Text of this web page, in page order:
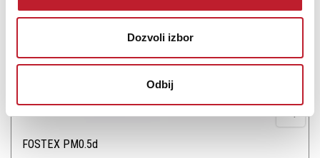
Dozvoli izbor
Odbij
FOSTEX PM0.5d